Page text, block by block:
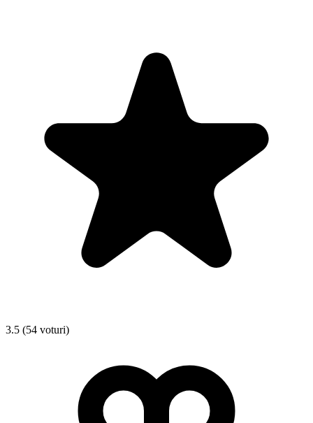
3.5 (54 voturi)